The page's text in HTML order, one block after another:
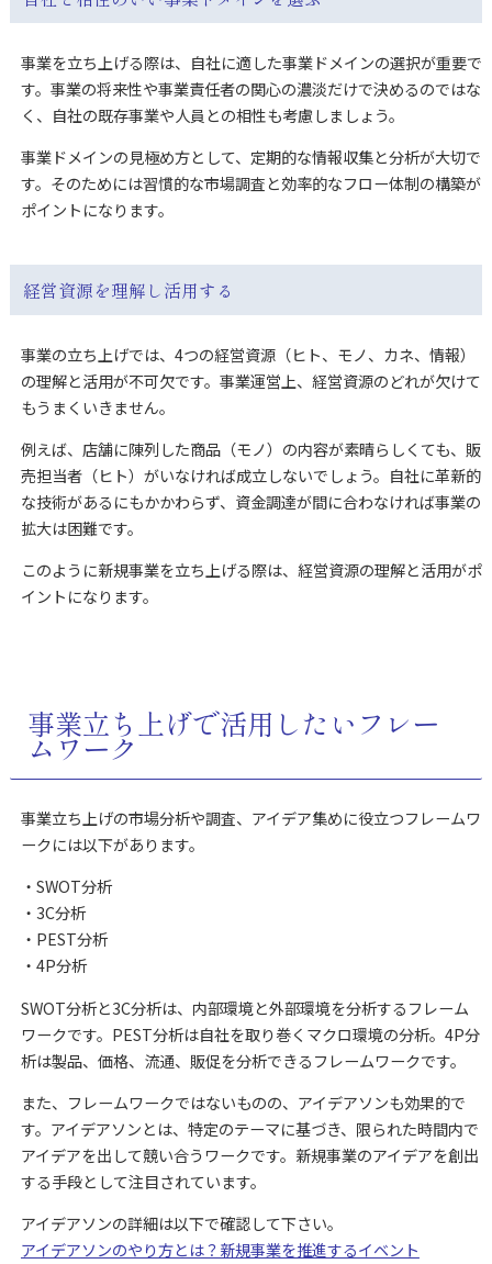
事業を立ち上げる際は、自社に適した事業ドメインの選択が重要で
す。事業の将来性や事業責任者の関心の濃淡だけで決めるのではな
く、自社の既存事業や人員との相性も考慮しましょう。
事業ドメインの見極め方として、定期的な情報収集と分析が大切で
す。そのためには習慣的な市場調査と効率的なフロー体制の構築が
ポイントになります。
経営資源を理解し活用する
事業の立ち上げでは、4つの経営資源（ヒト、モノ、カネ、情報）
の理解と活用が不可欠です。事業運営上、経営資源のどれが欠けて
もうまくいきません。
例えば、店舗に陳列した商品（モノ）の内容が素晴らしくても、販
売担当者（ヒト）がいなければ成立しないでしょう。自社に革新的
な技術があるにもかかわらず、資金調達が間に合わなければ事業の
拡大は困難です。
このように新規事業を立ち上げる際は、経営資源の理解と活用がポ
イントになります。
事業立ち上げで活用したいフレー
ムワーク
事業立ち上げの市場分析や調査、アイデア集めに役立つフレームワ
ークには以下があります。
・SWOT分析
・3C分析
・PEST分析
・4P分析
SWOT分析と3C分析は、内部環境と外部環境を分析するフレーム
ワークです。PEST分析は自社を取り巻くマクロ環境の分析。4P分
析は製品、価格、流通、販促を分析できるフレームワークです。
また、フレームワークではないものの、アイデアソンも効果的で
す。アイデアソンとは、特定のテーマに基づき、限られた時間内で
アイデアを出して競い合うワークです。新規事業のアイデアを創出
する手段として注目されています。
アイデアソンの詳細は以下で確認して下さい。
アイデアソンのやり方とは？新規事業を推進するイベント